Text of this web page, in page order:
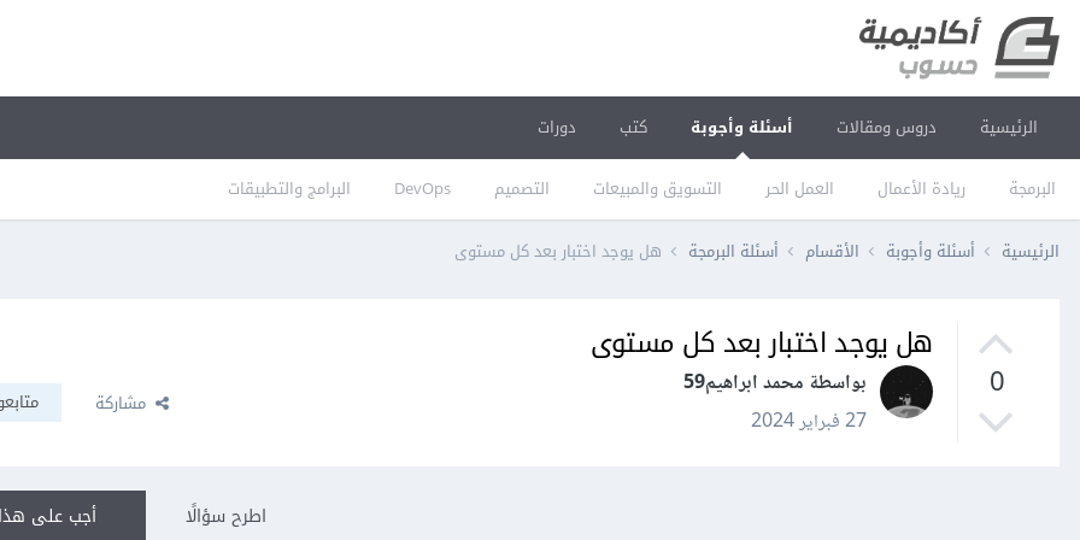
الرئيسية دروس ومقالات أسئلة وأجوبة
البرمجة ريادة الأعمال العمل الحر التسويق والمبيعات التصميم DevOps البرامج والتطبيقات
كتب دورات
الرئيسية أسئلة وأجوبة الأقسام أسئلة البرمجة هل يوجد اختبار بعد كل مستوى
0
هل يوجد اختبار بعد كل مستوى
بواسطة محمد ابراهيم59
27 فبراير 2024
مشاركة
أجب على اطرح سؤالًا